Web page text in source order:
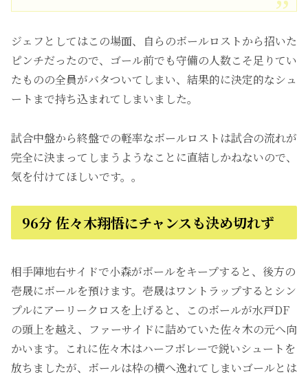
ジェフとしてはこの場面、自らのボールロストから招いた
ピンチだったので、ゴール前でも守備の人数こそ足りてい
たものの全員がバタついてしまい、結果的に決定的なシュ
ートまで持ち込まれてしまいました。
試合中盤から終盤での軽率なボールロストは試合の流れが
完全に決まってしまうようなことに直結しかねないので、
気を付けてほしいです。。
96分 佐々木翔悟にチャンスも決め切れず
相手陣地右サイドで小森がボールをキープすると、後方の
壱晟にボールを預けます。壱晟はワントラップするとシン
プルにアーリークロスを上げると、このボールが水戸DF
の頭上を越え、ファーサイドに詰めていた佐々木の元へ向
かいます。これに佐々木はハーフボレーで鋭いシュートを
放ちましたが、ボールは枠の横へ逸れてしまいゴールとは